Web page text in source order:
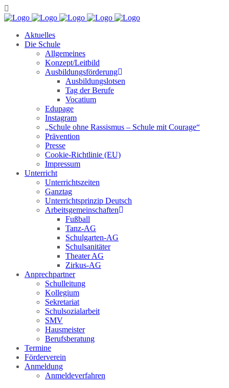
Aktuelles
Die Schule
Allgemeines
Konzept/Leitbild
Ausbildungsförderung
Ausbildungslotsen
Tag der Berufe
Vocatium
Edupage
Instagram
„Schule ohne Rassismus – Schule mit Courage“
Prävention
Presse
Cookie-Richtlinie (EU)
Impressum
Unterricht
Unterrichtszeiten
Ganztag
Unterrichtsprinzip Deutsch
Arbeitsgemeinschaften
Fußball
Tanz-AG
Schulgarten-AG
Schulsanitäter
Theater AG
Zirkus-AG
Anprechpartner
Schulleitung
Kollegium
Sekretariat
Schulsozialarbeit
SMV
Hausmeister
Berufsberatung
Termine
Förderverein
Anmeldung
Anmeldeverfahren